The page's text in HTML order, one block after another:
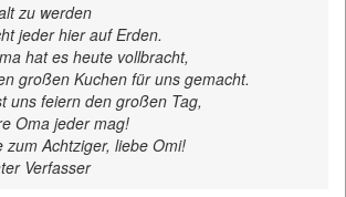
zu werden
jeder hier auf Erden.
hat es heute vollbracht,
großen Kuchen für uns gemacht.
uns feiern den großen Tag,
Oma jeder mag!
zum Achtziger, liebe Omi!
Verfasser